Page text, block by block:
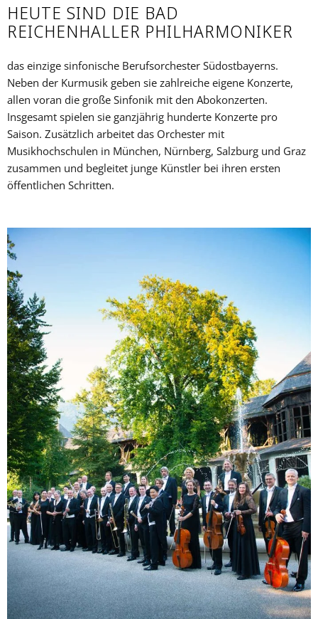
HEUTE SIND DIE BAD
REICHENHALLER PHILHARMONIKER
das einzige sinfonische Berufsorchester Südostbayerns.
Neben der Kurmusik geben sie zahlreiche eigene Konzerte,
allen voran die große Sinfonik mit den Abokonzerten.
Insgesamt spielen sie ganzjährig hunderte Konzerte pro
Saison. Zusätzlich arbeitet das Orchester mit
Musikhochschulen in München, Nürnberg, Salzburg und Graz
zusammen und begleitet junge Künstler bei ihren ersten
öffentlichen Schritten.